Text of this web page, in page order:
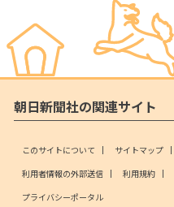
朝日新聞社の関連サイト
このサイトについて サイトマップ
利用者情報の外部送信
利用規約
プライバシーポータル